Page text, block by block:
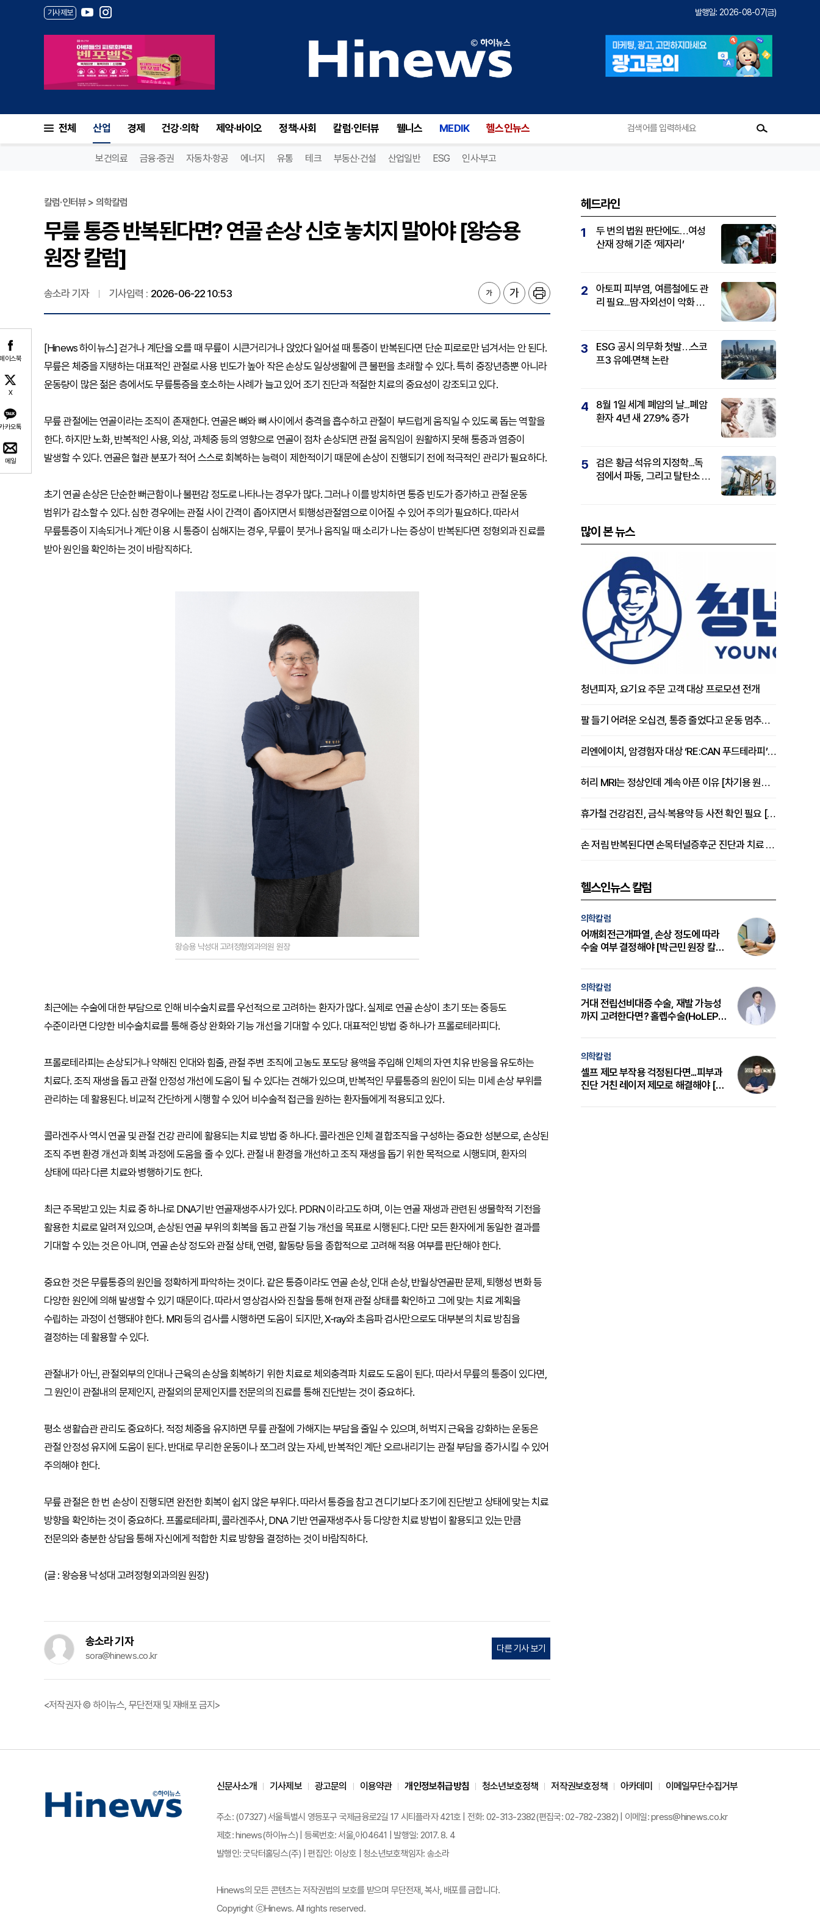
기사제보 발행일: 2026-08-07(금)
전체 산업 경제 건강·의학 제약·바이오 정책·사회 칼럼·인터뷰 웰니스 MEDIK 헬스인뉴스
보건의료 금융·증권 자동차·항공 에너지 유통 테크 부동산·건설 산업일반 ESG 인사·부고
이스북
X
카오톡
메일
칼럼·인터뷰 > 의학칼럼
무릎 통증 반복된다면? 연골 손상 신호 놓치지 말아야 [왕승용
원장 칼럼]
송소라 기자 기사입력 : 2026-06-22 10:53
[Hinews 하이뉴스] 걷거나 계단을 오를 때 무릎이 시큰거리거나 앉았다 일어설 때 통증이 반복된다면 단순 피로로만 넘겨서는 안 된다.
무릎은 체중을 지탱하는 대표적인 관절로 사용 빈도가 높아 작은 손상도 일상생활에 큰 불편을 초래할 수 있다. 특히 중장년층뿐 아니라
운동량이 많은 젊은 층에서도 무릎통증을 호소하는 사례가 늘고 있어 조기 진단과 적절한 치료의 중요성이 강조되고 있다.
무릎 관절에는 연골이라는 조직이 존재한다. 연골은 뼈와 뼈 사이에서 충격을 흡수하고 관절이 부드럽게 움직일 수 있도록 돕는 역할을
한다. 하지만 노화, 반복적인 사용, 외상, 과체중 등의 영향으로 연골이 점차 손상되면 관절 움직임이 원활하지 못해 통증과 염증이
발생할 수 있다. 연골은 혈관 분포가 적어 스스로 회복하는 능력이 제한적이기 때문에 손상이 진행되기 전에 적극적인 관리가 필요하다.
초기 연골 손상은 단순한 뻐근함이나 불편감 정도로 나타나는 경우가 많다. 그러나 이를 방치하면 통증 빈도가 증가하고 관절 운동
범위가 감소할 수 있다. 심한 경우에는 관절 사이 간격이 좁아지면서 퇴행성관절염으로 이어질 수 있어 주의가 필요하다. 따라서
무릎통증이 지속되거나 계단 이용 시 통증이 심해지는 경우, 무릎이 붓거나 움직일 때 소리가 나는 증상이 반복된다면 정형외과 진료를
받아 원인을 확인하는 것이 바람직하다.
왕승용 낙성대 고려정형외과의원 원장
최근에는 수술에 대한 부담으로 인해 비수술치료를 우선적으로 고려하는 환자가 많다. 실제로 연골 손상이 초기 또는 중등도
수준이라면 다양한 비수술치료를 통해 증상 완화와 기능 개선을 기대할 수 있다. 대표적인 방법 중 하나가 프롤로테라피다.
프롤로테라피는 손상되거나 약해진 인대와 힘줄, 관절 주변 조직에 고농도 포도당 용액을 주입해 인체의 자연 치유 반응을 유도하는
치료다. 조직 재생을 돕고 관절 안정성 개선에 도움이 될 수 있다는 견해가 있으며, 반복적인 무릎통증의 원인이 되는 미세 손상 부위를
관리하는 데 활용된다. 비교적 간단하게 시행할 수 있어 비수술적 접근을 원하는 환자들에게 적용되고 있다.
콜라겐주사 역시 연골 및 관절 건강 관리에 활용되는 치료 방법 중 하나다. 콜라겐은 인체 결합조직을 구성하는 중요한 성분으로, 손상된
조직 주변 환경 개선과 회복 과정에 도움을 줄 수 있다. 관절 내 환경을 개선하고 조직 재생을 돕기 위한 목적으로 시행되며, 환자의
상태에 따라 다른 치료와 병행하기도 한다.
최근 주목받고 있는 치료 중 하나로 DNA기반 연골재생주사가 있다. PDRN 이라고도 하며, 이는 연골 재생과 관련된 생물학적 기전을
활용한 치료로 알려져 있으며, 손상된 연골 부위의 회복을 돕고 관절 기능 개선을 목표로 시행된다. 다만 모든 환자에게 동일한 결과를
기대할 수 있는 것은 아니며, 연골 손상 정도와 관절 상태, 연령, 활동량 등을 종합적으로 고려해 적용 여부를 판단해야 한다.
중요한 것은 무릎통증의 원인을 정확하게 파악하는 것이다. 같은 통증이라도 연골 손상, 인대 손상, 반월상연골판 문제, 퇴행성 변화 등
다양한 원인에 의해 발생할 수 있기 때문이다. 따라서 영상검사와 진찰을 통해 현재 관절 상태를 확인하고 그에 맞는 치료 계획을
수립하는 과정이 선행돼야 한다. MRI 등의 검사를 시행하면 도움이 되지만, X-ray와 초음파 검사만으로도 대부분의 치료 방침을
결정하는 데 활용할 수 있다.
관절내가 아닌, 관절외부의 인대나 근육의 손상을 회복하기 위한 치료로 체외충격파 치료도 도움이 된다. 따라서 무릎의 통증이 있다면,
그 원인이 관절내의 문제인지, 관절외의 문제인지를 전문의의 진료를 통해 진단받는 것이 중요하다.
평소 생활습관 관리도 중요하다. 적정 체중을 유지하면 무릎 관절에 가해지는 부담을 줄일 수 있으며, 허벅지 근육을 강화하는 운동은
관절 안정성 유지에 도움이 된다. 반대로 무리한 운동이나 쪼그려 앉는 자세, 반복적인 계단 오르내리기는 관절 부담을 증가시킬 수 있어
주의해야 한다.
무릎 관절은 한 번 손상이 진행되면 완전한 회복이 쉽지 않은 부위다. 따라서 통증을 참고 견디기보다 조기에 진단받고 상태에 맞는 치료
방향을 확인하는 것이 중요하다. 프롤로테라피, 콜라겐주사, DNA 기반 연골재생주사 등 다양한 치료 방법이 활용되고 있는 만큼
전문의와 충분한 상담을 통해 자신에게 적합한 치료 방향을 결정하는 것이 바람직하다.
(글 : 왕승용 낙성대 고려정형외과의원 원장)
송소라 기자
sora@hinews.co.kr
다른 기사 보기
<저작권자 © 하이뉴스, 무단전재 및 재배포 금지>
헤드라인
1
두 번의 법원 판단에도…여성
산재 장해 기준 ‘제자리’
2
아토피 피부염, 여름철에도 관
리 필요...땀·자외선이 악화 요
3
ESG 공시 의무화 첫발…스코
프3 유예·면책 논란
4
8월 1일 세계 폐암의 날...폐암
환자 4년 새 27.9% 증가
5
검은 황금 석유의 지정학...독
점에서 파동, 그리고 탈탄소 패
많이 본 뉴스
청년피자, 요기요 주문 고객 대상 프로모션 전개
팔 들기 어려운 오십견, 통증 줄었다고 운동 멈추면 안 되는 이유 [이병욱 원장 칼럼]
리엔에이치, 암경험자 대상 ‘RE:CAN 푸드테라피’ 운영
허리 MRI는 정상인데 계속 아픈 이유 [차기용 원장 칼럼]
휴가철 건강검진, 금식·복용약 등 사전 확인 필요 [정도감 원장 칼럼]
손 저림 반복된다면 손목터널증후군 진단과 치료 시기 살펴야 [김동현 원장 칼럼]
헬스인뉴스 칼럼
의학칼럼
어깨회전근개파열, 손상 정도에 따라
수술 여부 결정해야 [박근민 원장 칼
의학칼럼
거대 전립선비대증 수술, 재발 가능성
까지 고려한다면? 홀렙수술(HoLEP)
의학칼럼
셀프 제모 부작용 걱정된다면...피부과
진단 거친 레이저 제모로 해결해야 [변
신문사소개 기사제보 광고문의 이용약관 개인정보취급방침 청소년보호정책 저작권보호정책 아카데미 이메일무단수집거부
주소: (07327) 서울특별시 영등포구 국제금융로2길 17 시티플라자 421호 | 전화: 02-313-2382(편집국: 02-782-2382) | 이메일: press@hinews.co.kr
제호: hinews(하이뉴스) | 등록번호: 서울,아04641 | 발행일: 2017. 8. 4
발행인: 굿닥터홀딩스(주) | 편집인: 이상호 | 청소년보호책임자: 송소라
Hinews의 모든 콘텐츠는 저작권법의 보호를 받으며 무단전재, 복사, 배포를 금합니다.
Copyright ⓒHinews. All rights reserved.